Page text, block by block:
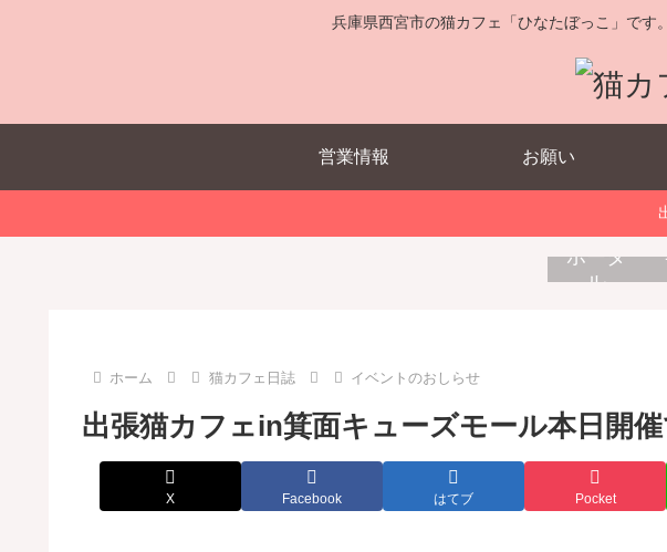
兵庫県西宮市の猫カフェ「ひなたぼっこ」です
営業情報 お願い
ポータ
ル
ホーム 猫カフェ日誌 イベントのおしらせ
出張猫カフェin箕面キューズモール本日開催
X Facebook はてブ Pocket